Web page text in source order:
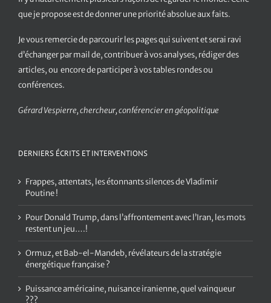
que je propose est de donner une priorité absolue aux faits.
Je vous remercie de parcourir les pages qui suivent et serai ravi
d’échanger par mail de, contribuer à vos analyses, rédiger des
articles, ou encore de participer à vos tables rondes ou
conférences.
Gérard Vespierre, chercheur, conférencier en géopolitique
DERNIERS ÉCRITS ET INTERVENTIONS
Frappes, attentats, les étonnants silences de Vladimir
Poutine !
Pour Donald Trump, dans l’affrontement avec l’Iran, les mots
restent un jeu….!
Ormuz, et Bab-el-Mandeb, révélateurs de la stratégie
énergétique française ?
Puissance américaine, nuisance iranienne, quel vainqueur
???